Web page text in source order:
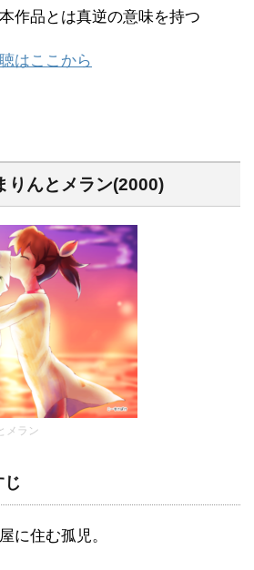
作品とは真逆の意味を持つ
はここから
りんとメラン(2000)
メラン
に住む孤児。